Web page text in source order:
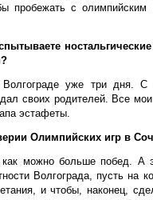
пробежать с олимпийским
уже три дня. С
своих родителей. Все
эстафеты.
Олимпийских игр в
можно больше побед. А
Волгограда, пусть на
и чтобы, наконец,